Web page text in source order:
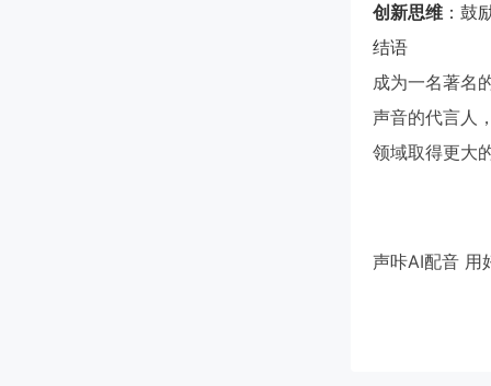
创新思维 ：鼓
结语
成为一名著名
声音的代言人
领域取得更大
声咔AI配音